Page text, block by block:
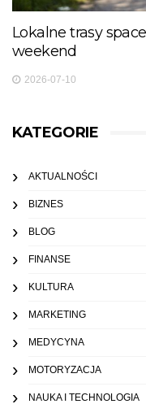
Lokalne trasy
weekend
2026-07-10
KATEGORIE
AKTUALNOŚCI
BIZNES
BLOG
FINANSE
KULTURA
MARKETING
MEDYCYNA
MOTORYZACJA
NAUKA I TECHNOLOGIA